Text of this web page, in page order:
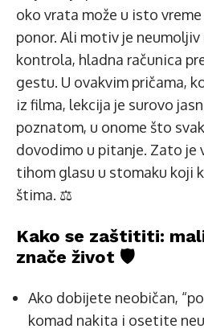
oko vrata može u isto
ponor. Ali motiv je
kontrola, hladna računica
gestu. U ovakvim pričama,
iz filma, lekcija je surovo
poznatom, u onome što
dovodimo u pitanje. Zato je
tihom glasu u stomaku koji
štima. ⚖️
Kako se zaštititi:
znače život 🛡️
Ako dobijete neobičan,
komad nakita i osetite